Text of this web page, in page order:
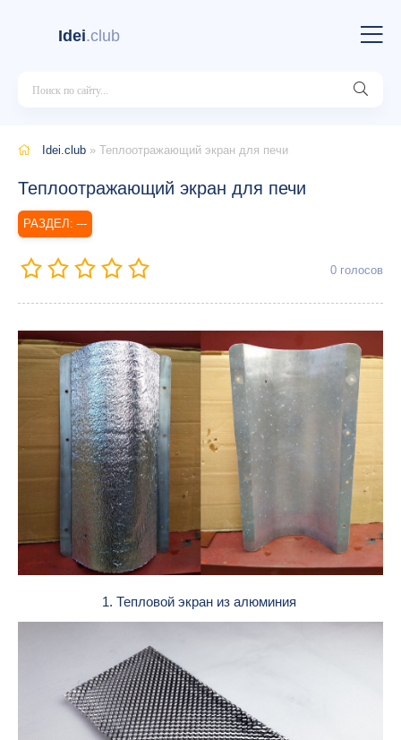
Idei.club
Idei.club » Теплоотражающий экран для печи
Теплоотражающий экран для печи
---
0 голосов
1. Тепловой экран из алюминия